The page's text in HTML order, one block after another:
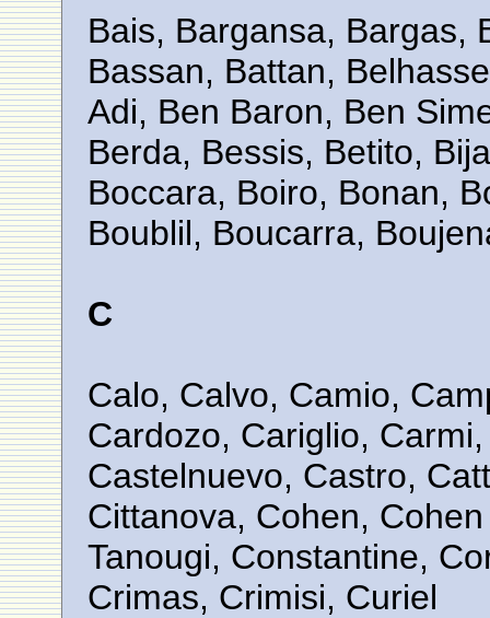
Bais, Bargansa, Bargas,
Bassan, Battan,
Adi, Ben Baron, Ben
Berda, Bessis, Betito,
Boccara, Boiro, Bonan,
Boublil, Boucarra,
C
Calo, Calvo, Camio,
Cardozo, Cariglio,
Castelnuevo, Castro,
Cittanova, Cohen,
Tanougi, Constantine,
Crimas, Crimisi, Curiel